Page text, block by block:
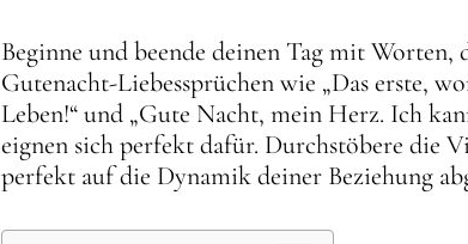
Beginne und beende deinen Tag mit
Gutenacht-Liebessprüchen wie „Das erste,
Leben!“ und „Gute Nacht, mein Herz. Ich
eignen sich perfekt dafür. Durchstöbere die
perfekt auf die Dynamik deiner Beziehung